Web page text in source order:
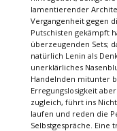
lamentierender
Vergangenheit gegen
Putschisten gekämpft
überzeugenden Sets;
natürlich Lenin als
unerklärliches
Handelnden mitunter
Erregungslosigkeit
zugleich, führt ins
laufen und reden die
Selbstgespräche. Eine